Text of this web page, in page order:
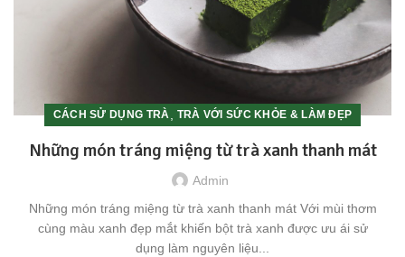
CÁCH SỬ DỤNG TRÀ, TRÀ VỚI SỨC KHỎE & LÀM ĐẸP
Những món tráng miệng từ trà xanh thanh mát
Admin
Những món tráng miệng từ trà xanh thanh mát Với mùi thơm
cùng màu xanh đẹp mắt khiến bột trà xanh được ưu ái sử
dụng làm nguyên liệu...